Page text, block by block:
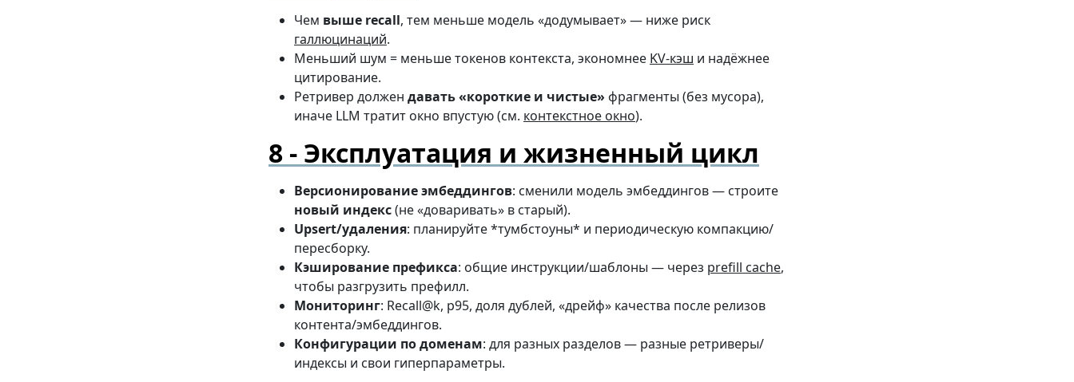
Чем выше recall, тем меньше модель «додумывает» — ниже риск
галлюцинаций.
Меньший шум = меньше токенов контекста, экономнее KV-кэш и надёжнее
цитирование.
Ретривер должен давать «короткие и чистые» фрагменты (без мусора),
иначе LLM тратит окно впустую (см. контекстное окно).
Эксплуатация и жизненный цикл
Версионирование эмбеддингов: сменили модель эмбеддингов — строите
новый индекс(не «доваривать» в старый).
Upsert/удаления: планируйте *тумбстоуны* и периодическую компакцию/
пересборку.
Кэширование префикса: общие инструкции/шаблоны — через prefill cache,
чтобы разгрузить префилл.
Мониторинг: Recall@k, p95, доля дублей, «дрейф» качества после релизов
контента/эмбеддингов.
Конфигурации по доменам: для разных разделов — разные ретриверы/
индексы и свои гиперпараметры.